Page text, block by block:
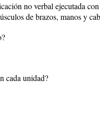
no verbal ejecutada
de brazos, manos y
cada unidad?